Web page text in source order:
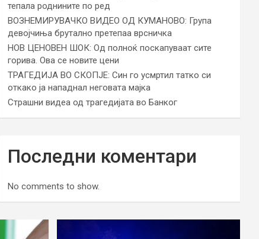
тепала роднините по ред
ВОЗНЕМИРУВАЧКО ВИДЕО ОД КУМАНОВО: Група
девојчиња брутално претепаа врсничка
НОВ ЦЕНОВЕН ШОК: Од полноќ поскапуваат сите
горива. Ова се новите цени
ТРАГЕДИЈА ВО СКОПЈЕ: Син го усмртил татко си
откако ја нападнал неговата мајка
Страшни видеа од трагедијата во Банког
Последни коментари
No comments to show.